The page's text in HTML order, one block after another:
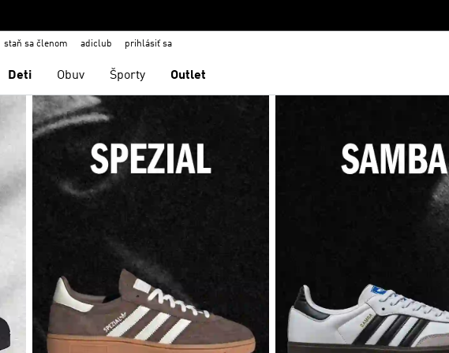
staň sa členom adiclub prihlásiť sa
Deti Obuv Športy Outlet